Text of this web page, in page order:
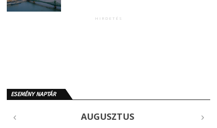
HIRDETÉS
ESEMÉNY NAPTÁR
AUGUSZTUS